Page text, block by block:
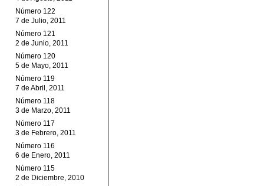
Número 122
7 de Julio, 2011
Número 121
2 de Junio, 2011
Número 120
5 de Mayo, 2011
Número 119
7 de Abril, 2011
Número 118
3 de Marzo, 2011
Número 117
3 de Febrero, 2011
Número 116
6 de Enero, 2011
Número 115
2 de Diciembre, 2010